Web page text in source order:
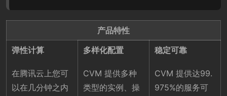
产品特性
弹性计算
在腾讯云上您可
以在几分钟之内
多样化配置
CVM 提供多种
类型的实例、操
稳定可靠
CVM 提供达99.
975%的服务可